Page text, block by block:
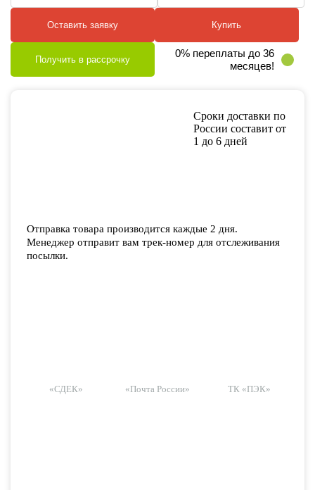
Оставить заявку Купить
Получить в рассрочку
0% переплаты до 36
месяцев!
Сроки доставки по
России составит от
1 до 6 дней
Отправка товара производится каждые 2 дня.
Менеджер отправит вам трек-номер для отслеживания
посылки.
«СДЕК» «Почта России» ТК «ПЭК»